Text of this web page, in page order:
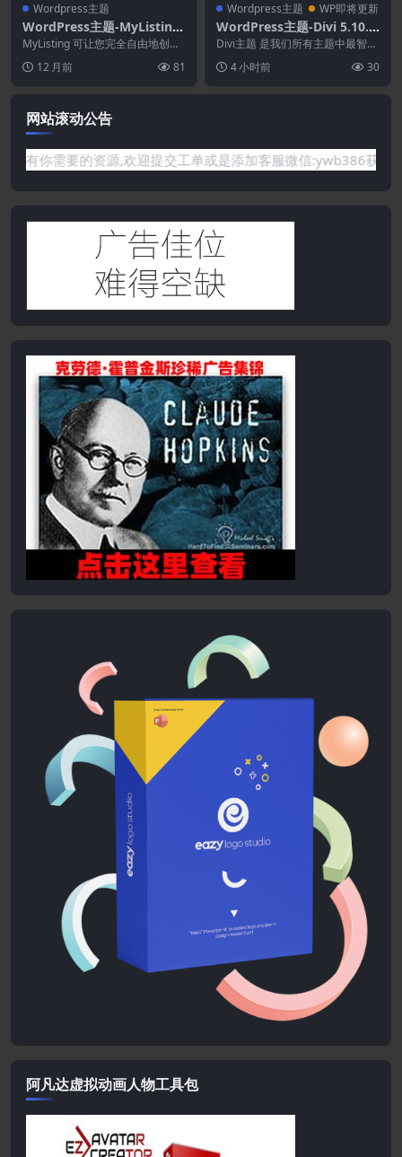
Wordpress主题
WordPress主题-MyListing
2.12.0-目录和列表WordPre
ss主题
MyListing 可让您完全自由地创建
任何类型的目录或列表网站，在前
端设计页面...
12 月前 81
Wordpress主题 WP即将更新
WordPress主题-Divi 5.10.0
+4.27.6–WordPress必备网
站构建框架
Divi主题 是我们所有主题中最智
能、最灵活的。有了Divi，一切皆
有可能。 D...
4 小时前 30
网站滚动公告
要的资源,欢迎提交工单或是添加客服微信:ywb386获取帮助！
阿凡达虚拟动画人物工具包